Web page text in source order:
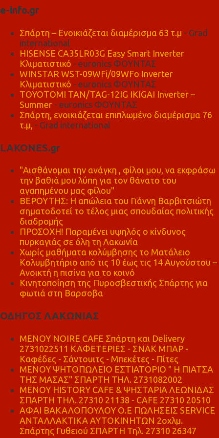
e-info.gr
Σπάρτη – Ενοικιάζεται διαμέρισμα 63 τ.μ - Grad
international
HISENSE CA35LR03G Easy Smart Inverter
Κλιματιστικό - euronics ΦΟΥΝΤΑΣ
WINSTAR WST-09WFi/09WFo Inverter
Κλιματιστικό - euronics ΦΟΥΝΤΑΣ
TOYOTOMI TAN/TAG-12IG IKIGAI Inverter –
Summer - euronics ΦΟΥΝΤΑΣ
Σπάρτη, ενοικιάζεται επιπλωμένο διαμέρισμα 76
τ.μ, - Grad international
LAKONES.gr
"Αισθάνομαι την ανάγκη , φίλοι μου, να εκφράσω
την βαθιά μου λύπη για τον θάνατο του
αγαπημένου μας φίλου"
ΒΕΡΟΥΤΗΣ: Η απώλεια του Γιάννη Βαρβιτσιώτη
σηματοδοτεί το τέλος μιας σπουδαίας πολιτικής
διαδρομής
ΠΡΟΣΟΧΗ! Παραμένει υψηλός ο κίνδυνος
πυρκαγιάς σε όλη τη Λακωνία
Χωρίς μαθήματα κολύμβησης το Ματάλειο
Κολυμβητήριο από τις 10 έως τις 14 Αυγούστου –
Ανοικτή η πισίνα για το κοινό
Κινητοποίηση της Πυροσβεστικής Σπάρτης για
φωτιά στη Βαρσοβα
ΟΔΗΓΟΣ ΛΑΚΩΝΙΑΣ
MENOY NOIRE CAFE Σπάρτη και Delivery
2731022511 ΚΑΦΕΤΕΡΙΕΣ - ΣΝΑΚ ΜΠΑΡ -
Καφέδες - Σάντουιτς - Μπεκέτες - Πίτες
ΜΕΝΟΥ ΨΗΤΟΠΩΛΕΙΟ ΕΣΤΙΑΤΟΡΙΟ " Η ΠΙΑΤΣΑ
ΤΗΣ ΜΑΣΑΣ" ΣΠΑΡΤΗ ΤΗΛ. 2731082002
ΜΕΝΟΥ HISTORY CAFE & ΨΗΣΤΑΡΙΑ ΛΕΩΝΙΔΑΣ
ΣΠΑΡΤΗ ΤΗΛ. 27310 21138 - CAFE 27310 20510
ΑΦΑΙ ΒΑΚΑΛΟΠΟΥΛΟΥ Ο.Ε ΠΩΛΗΣΕΙΣ SERVICE
ΑΝΤΑΛΛΑΚΤΙΚΑ ΑΥΤΟΚΙΝΗΤΩΝ 2οχλμ.
Σπάρτης Γυθειού ΣΠΑΡΤΗ Τηλ. 27310 26347